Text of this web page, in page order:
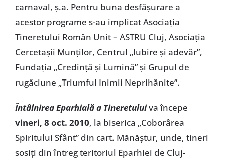
carnaval, ş.a. Pentru buna desfăşurare a
acestor programe s-au implicat Asociaţia
Tineretului Român Unit – ASTRU Cluj, Asociaţia
Cercetaşii Munţilor, Centrul „Iubire şi adevăr”,
Fundaţia „Credinţă şi Lumină” şi Grupul de
rugăciune „Triumful Inimii Neprihănite”.
Întâlnirea Eparhială a Tineretuluiva începe
vineri, 8 oct. 2010, la biserica „Coborârea
Spiritului Sfânt” din cart. Mănăştur, unde, tineri
sosiţi din întreg teritoriul Eparhiei de Cluj-